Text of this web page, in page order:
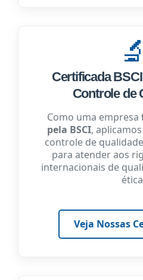
🔬
Certificada
Controle de
Como uma empresa
pela BSCI,
controle de
para atender aos
internacionais de
Veja Nossas